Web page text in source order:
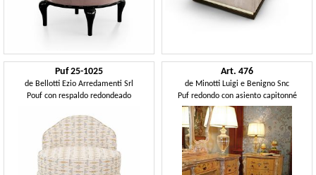
Puf 25-1025
de Bellotti Ezio Arredamenti Srl
Pouf con respaldo redondeado
Art. 476
de Minotti Luigi e Benigno Snc
Puf redondo con asiento capitonné